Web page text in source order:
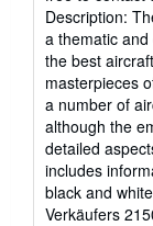
Description:
a thematic
the best
masterpieces
a number of
although the
detailed
includes
black and
Verkäufers